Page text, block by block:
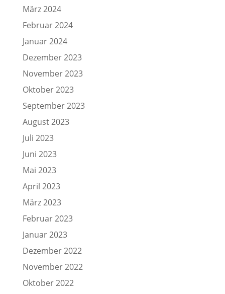
März 2024
Februar 2024
Januar 2024
Dezember 2023
November 2023
Oktober 2023
September 2023
August 2023
Juli 2023
Juni 2023
Mai 2023
April 2023
März 2023
Februar 2023
Januar 2023
Dezember 2022
November 2022
Oktober 2022